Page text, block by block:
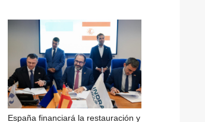
España financiará la restauración y